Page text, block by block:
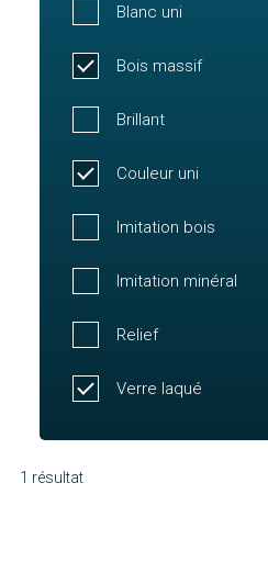
Blanc uni
Bois massif
Brillant
Couleur uni
Imitation bois
Imitation minéral
Relief
Verre laqué
1 résultat